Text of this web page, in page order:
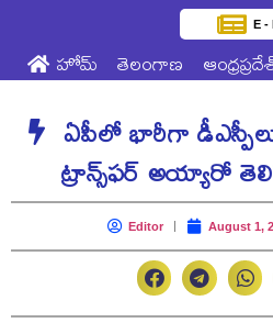
E -
హోమ్ తెలంగాణ
ఏపీలో భారీగా
ట్రాన్స్‌ఫర్ అయ్యారో
Editor August 1,